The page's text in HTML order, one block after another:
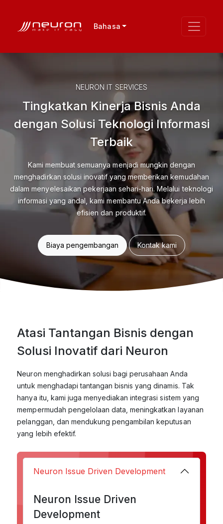
Bahasa
NEURON IT SERVICES
Tingkatkan Kinerja Bisnis Anda
dengan Solusi Teknologi Informasi
Terbaik
Kami membuat semuanya menjadi mungkin dengan
menghadirkan solusi inovatif yang memberikan kemudahan
dalam menyelesaikan pekerjaan sehari-hari. Melalui teknologi
informasi yang andal, kami membantu Anda bekerja lebih
efisien dan produktif.
Biaya pengembangan Kontak kami
Atasi Tantangan Bisnis dengan
Solusi Inovatif dari Neuron
Neuron menghadirkan solusi bagi perusahaan Anda
untuk menghadapi tantangan bisnis yang dinamis. Tak
hanya itu, kami juga menyediakan integrasi sistem yang
mempermudah pengelolaan data, meningkatkan layanan
pelanggan, dan mendukung pengambilan keputusan
yang lebih efektif.
Neuron Issue Driven Development
Neuron Issue Driven
Development